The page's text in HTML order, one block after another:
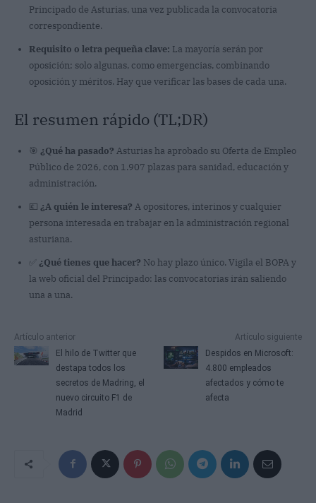
Principado de Asturias, una vez publicada la convocatoria
correspondiente.
Requisito o letra pequeña clave: La mayoría serán por
oposición; solo algunas, como emergencias, combinando
oposición y méritos. Hay que verificar las bases de cada una.
El resumen rápido (TL;DR)
🎯 ¿Qué ha pasado? Asturias ha aprobado su Oferta de Empleo
Público de 2026, con 1.907 plazas para sanidad, educación y
administración.
💶 ¿A quién le interesa? A opositores, interinos y cualquier
persona interesada en trabajar en la administración regional
asturiana.
¿Qué tienes que hacer? No hay plazo único. Vigila el BOPA y
la web oficial del Principado: las convocatorias irán saliendo
una a una.
Artículo anterior
El hilo de Twitter que
destapa todos los
secretos de Madring, el
nuevo circuito F1 de
Madrid
Artículo siguiente
Despidos en Microsoft:
4.800 empleados
afectados y cómo te
afecta